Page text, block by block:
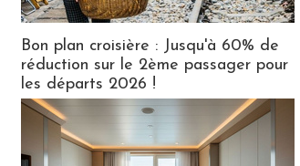
Bon plan croisière : Jusqu'à 60% de
réduction sur le 2ème passager pour
les départs 2026 !